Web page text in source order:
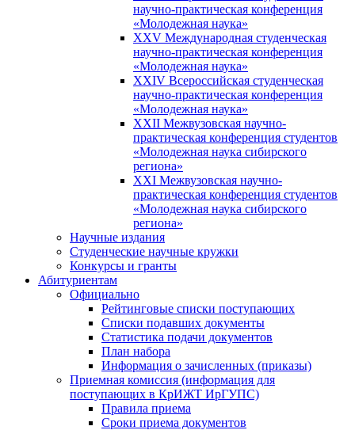
научно-практическая конференция
«Молодежная наука»
XXV Международная студенческая
научно-практическая конференция
«Молодежная наука»
XXIV Всероссийская студенческая
научно-практическая конференция
«Молодежная наука»
XXII Межвузовская научно-
практическая конференция студентов
«Молодежная наука сибирского
региона»
XXI Межвузовская научно-
практическая конференция студентов
«Молодежная наука сибирского
региона»
Научные издания
Студенческие научные кружки
Конкурсы и гранты
Абитуриентам
Официально
Рейтинговые списки поступающих
Списки подавших документы
Статистика подачи документов
План набора
Информация о зачисленных (приказы)
Приемная комиссия (информация для
поступающих в КрИЖТ ИрГУПС)
Правила приема
Сроки приема документов